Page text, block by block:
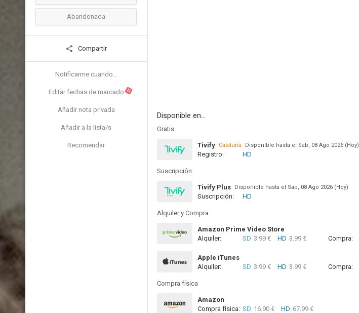
Abandonada
Compartir
Notificarme cuando...
Editar fechas de marcado N
Añadir nota privada
Añadir a la lista/s
Recomendar
Disponible en...
Gratis
Tivify Cataluña Disponible hasta el Sab, 08 Ago 2026 (Hoy)
Registro: HD
Suscripción
Tivify Plus Disponible hasta el Sab, 08 Ago 2026 (Hoy)
Suscripción: HD
Alquiler y Compra
Amazon Prime Video Store
Alquiler:
SD 3.99 € HD 3.99 € Compra:
Apple iTunes
Alquiler:
SD 3.99 € HD 3.99 € Compra:
Compra física
Amazon
Compra física: SD 16.90 € HD 67.99 €